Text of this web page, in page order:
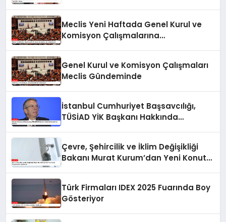
Meclis Yeni Haftada Genel Kurul ve
Komisyon Çalışmalarına
Genel Kurul ve Komisyon Çalışmaları
Meclis Gündeminde
İstanbul Cumhuriyet Başsavcılığı,
TÜSİAD YİK Başkanı Hakkında
Çevre, Şehircilik ve İklim Değişikliği
Bakanı Murat Kurum’dan Yeni Konut
Türk Firmaları IDEX 2025 Fuarında Boy
Gösteriyor